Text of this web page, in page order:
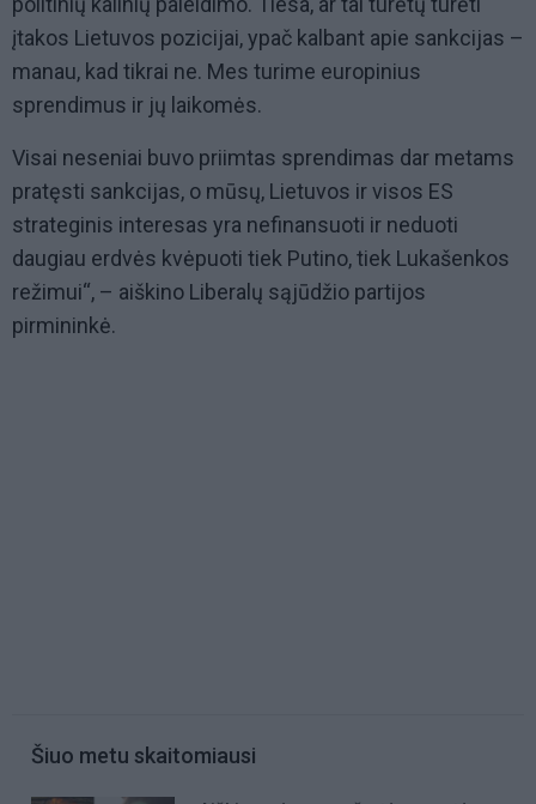
įtakos Lietuvos pozicijai, ypač kalbant apie sankcijas –
manau, kad tikrai ne. Mes turime europinius
sprendimus ir jų laikomės.
Visai neseniai buvo priimtas sprendimas dar metams
pratęsti sankcijas, o mūsų, Lietuvos ir visos ES
strateginis interesas yra nefinansuoti ir neduoti
daugiau erdvės kvėpuoti tiek Putino, tiek Lukašenkos
režimui“, – aiškino Liberalų sąjūdžio partijos
pirmininkė.
Šiuo metu skaitomiausi